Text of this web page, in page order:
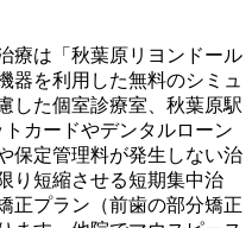
療は「秋葉原リヨンドール
器を利用した無料のシミュ
した個室診療室、秋葉原駅
カードやデンタルローン
保定管理料が発生しない治
り短縮させる短期集中治
正プラン（前歯の部分矯正